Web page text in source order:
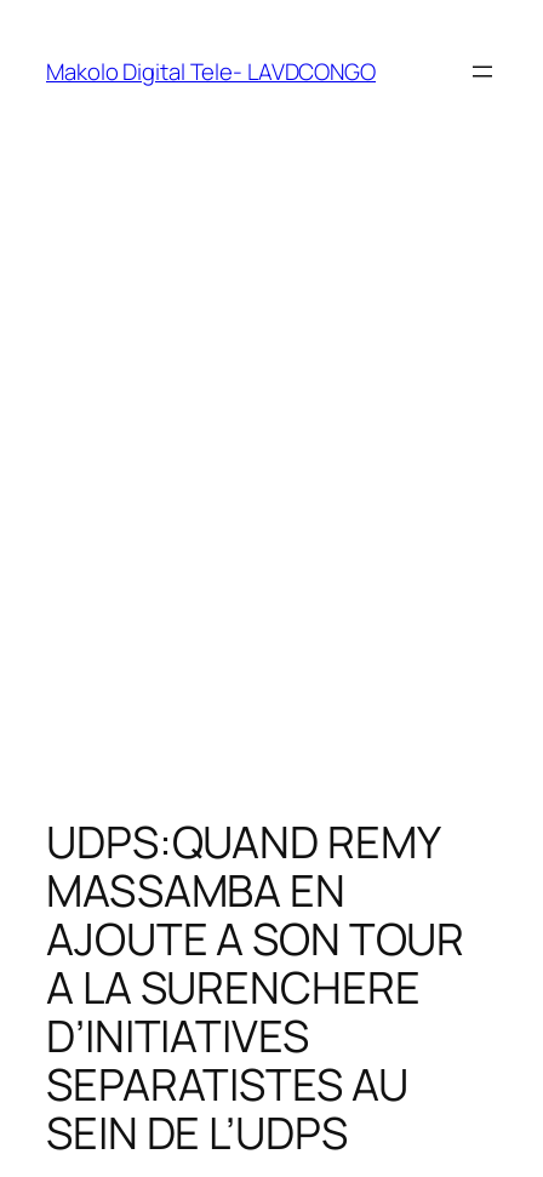
Makolo Digital Tele- LAVDCONGO
UDPS:QUAND REMY
MASSAMBA EN
AJOUTE A SON TOUR
A LA SURENCHERE
D’INITIATIVES
SEPARATISTES AU
SEIN DE L’UDPS